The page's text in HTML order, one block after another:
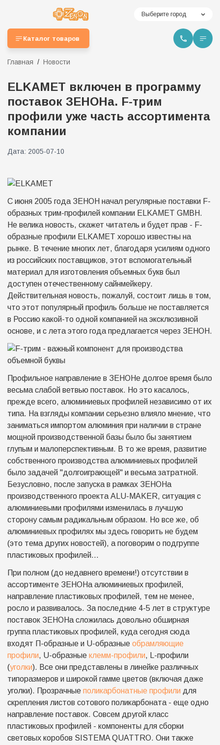
Выберите город
Каталог товаров
Главная Новости
ELKAMET включен в программу
поставок ЗЕНОНа. F-трим
профили уже часть ассортимента
компании
Дата: 2005-07-10
С июня 2005 года ЗЕНОН начал регулярные поставки F-
образных трим-профилей компании ELKAMET GMBH.
Не велика новость, скажет читатель и будет прав - F-
образные профили ELKAMET хорошо известны на
рынке. В течение многих лет, благодаря усилиям одного
из российских поставщиков, этот вспомогательный
материал для изготовления объемных букв был
доступен отечественному сайнмейкеру.
Действительная новость, пожалуй, состоит лишь в том,
что этот популярный профиль больше не поставляется
в Россию какой-то одной компанией на эксклюзивной
основе, и с лета этого года предлагается через ЗЕНОН.
Профильное направление в ЗЕНОНе долгое время было
весьма слабой ветвью поставок. Но это касалось,
прежде всего, алюминиевых профилей независимо от их
типа. На взгляды компании серьезно влияло мнение, что
заниматься импортом алюминия при наличии в стране
мощной производственной базы было бы занятием
глупым и малоперспективным. В то же время, развитие
собственного производства алюминиевых профилей
было задачей "долгоиграющей" и весьма затратной.
Безусловно, после запуска в рамках ЗЕНОНа
производственного проекта ALU-MAKER, ситуация с
алюминиевыми профилями изменилась в лучшую
сторону самым радикальным образом. Но все же, об
алюминиевых профилях мы здесь говорить не будем
(это тема других новостей), а поговорим о подгруппе
пластиковых профилей...
При полном (до недавнего времени!) отсутствии в
ассортименте ЗЕНОНа алюминиевых профилей,
направление пластиковых профилей, тем не менее,
росло и развивалось. За последние 4-5 лет в структуре
поставок ЗЕНОНа сложилась довольно обширная
группа пластиковых профилей, куда сегодня сюда
входят П-образные и U-образные обрамляющие
профили, U-образные клемм-профили, L-профили
(уголки). Все они представлены в линейке различных
типоразмеров и широкой гамме цветов (включая даже
уголки). Прозрачные поликарбонатные профили для
скрепления листов сотового поликарбоната - еще одно
направление поставок. Совсем другой класс
пластиковых профилей - компоненты для сборки
световых коробов SISTEMA QUATTRO. Они также